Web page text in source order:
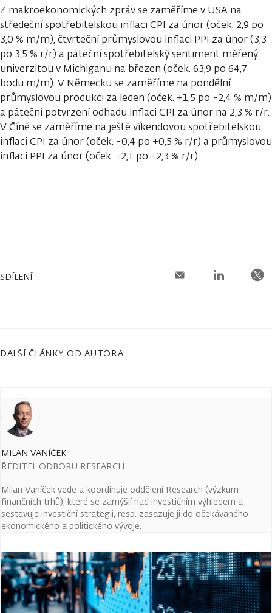
Z makroekonomických zpráv se zaměříme v USA na
středeční spotřebitelskou inflaci CPI za únor (oček. 2,9 po
3,0 % m/m), čtvrteční průmyslovou inflaci PPI za únor (3,3
po 3,5 % r/r) a páteční spotřebitelský sentiment měřený
univerzitou v Michiganu na březen (oček. 63,9 po 64,7
bodu m/m). V Německu se zaměříme na pondělní
průmyslovou produkci za leden (oček. +1,5 po -2,4 % m/m)
a páteční potvrzení odhadu inflaci CPI za únor na 2,3 % r/r.
V Číně se zaměříme na ještě víkendovou spotřebitelskou
inflaci CPI za únor (oček. -0,4 po +0,5 % r/r) a průmyslovou
inflaci PPI za únor (oček. -2,1 po -2,3 % r/r).
SDÍLENÍ
DALŠÍ ČLÁNKY OD AUTORA
MILAN VANÍČEK
ŘEDITEL ODBORU RESEARCH
Milan Vaníček vede a koordinuje oddělení Research (výzkum
finančních trhů), které se zamýšlí nad investičním výhledem a
sestavuje investiční strategii, resp. zasazuje ji do očekávaného
ekonomického a politického vývoje.